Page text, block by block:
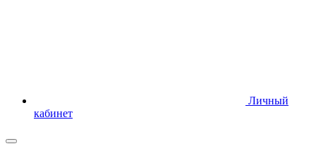
Личный
кабинет